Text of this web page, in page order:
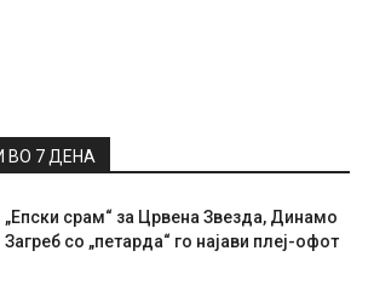
ВО 7 ДЕНА
„Епски срам“ за Црвена Звезда, Динамо
Загреб со „петарда“ го најави плеј-офот